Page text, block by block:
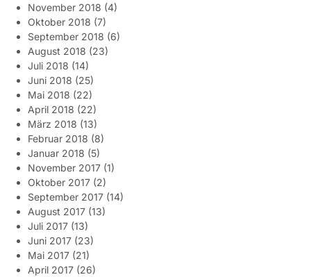
November 2018 (4)
Oktober 2018 (7)
September 2018 (6)
August 2018 (23)
Juli 2018 (14)
Juni 2018 (25)
Mai 2018 (22)
April 2018 (22)
März 2018 (13)
Februar 2018 (8)
Januar 2018 (5)
November 2017 (1)
Oktober 2017 (2)
September 2017 (14)
August 2017 (13)
Juli 2017 (13)
Juni 2017 (23)
Mai 2017 (21)
April 2017 (26)